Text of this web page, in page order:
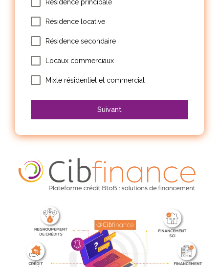
Résidence principale
Résidence locative
Résidence secondaire
Locaux commerciaux
Mixte résidentiel et commercial
Suivant